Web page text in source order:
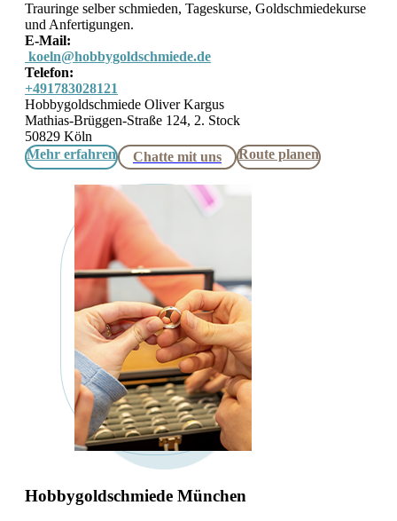
Trauringe selber schmieden, Tageskurse, Goldschmiedekurse
und Anfertigungen.
E-Mail:
koeln@hobbygoldschmiede.de
Telefon:
+491783028121
Hobbygoldschmiede Oliver Kargus
Mathias-Brüggen-Straße 124, 2. Stock
50829 Köln
Mehr erfahren
Chatte mit uns Route planen
Hobbygoldschmiede München